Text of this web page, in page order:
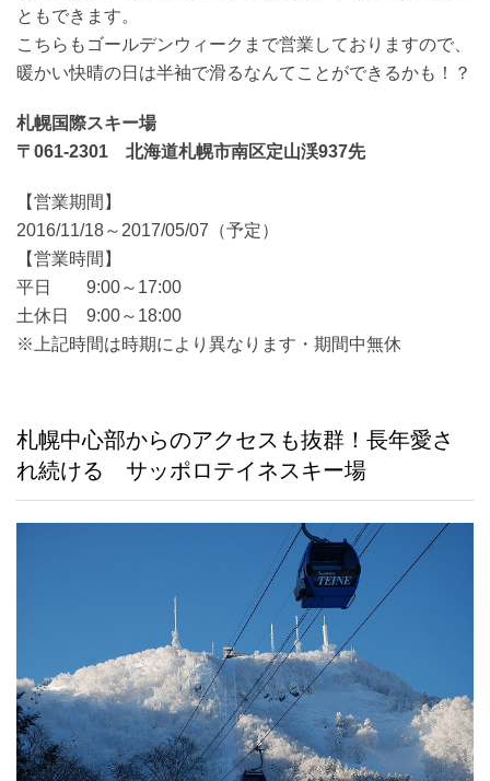
ともできます。
こちらもゴールデンウィークまで営業しておりますので、
暖かい快晴の日は半袖で滑るなんてことができるかも！？
札幌国際スキー場
〒061-2301 北海道札幌市南区定山渓937先
【営業期間】
2016/11/18～2017/05/07（予定）
【営業時間】
平日 9:00～17:00
土休日 9:00～18:00
※上記時間は時期により異なります・期間中無休
札幌中心部からのアクセスも抜群！長年愛さ
れ続ける サッポロテイネスキー場